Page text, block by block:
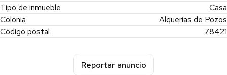
Tipo de inmueble
Casa
Colonia
Alquerías de Pozos
Código postal
78421
Reportar anuncio